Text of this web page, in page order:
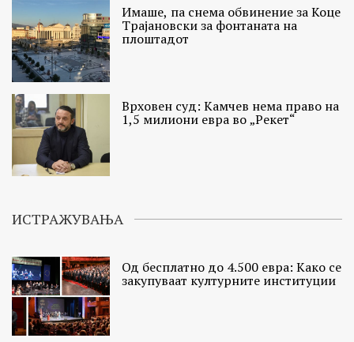
Имаше, па снема обвинение за Коце
Трајановски за фонтаната на
плоштадот
Врховен суд: Камчев нема право на
1,5 милиони евра во „Рекет“
ИСТРАЖУВАЊА
Од бесплатно до 4.500 евра: Како се
закупуваат културните институции